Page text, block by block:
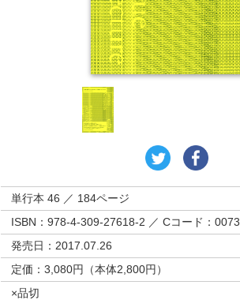
単行本 46 ／ 184ページ
ISBN：978-4-309-27618-2 ／ Cコード：0073
発売日：2017.07.26
定価：3,080円（本体2,800円）
×品切